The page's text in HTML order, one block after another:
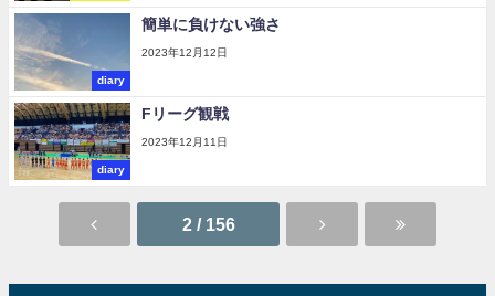
diary
簡単に負けない強さ
2023年12月12日
diary
Fリーグ観戦
2023年12月11日
2 / 156